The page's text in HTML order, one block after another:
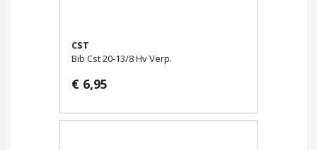
CST
Bib Cst 20-13/8 Hv Verp.
€ 6,95